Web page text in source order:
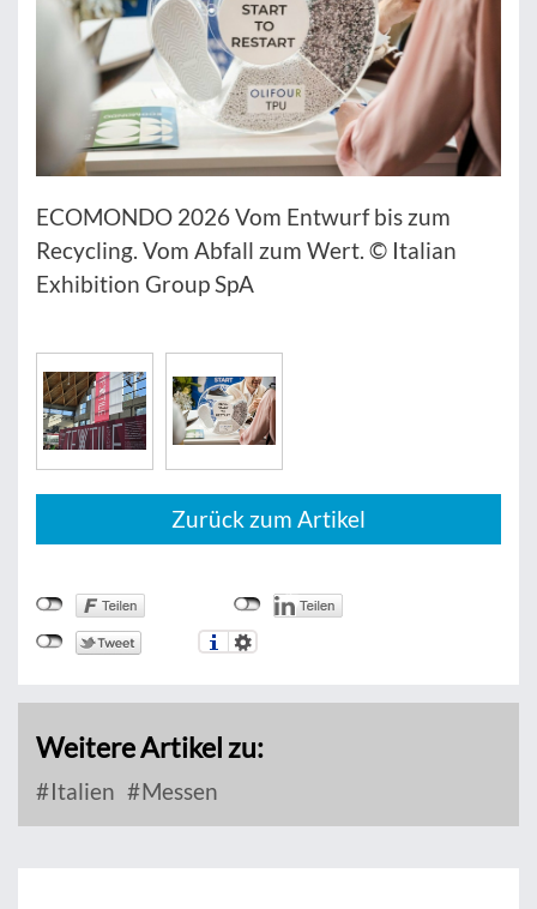
ECOMONDO 2026 Vom Entwurf bis zum
Recycling. Vom Abfall zum Wert. © Italian
Exhibition Group SpA
Zurück zum Artikel
Weitere Artikel zu:
Italien Messen